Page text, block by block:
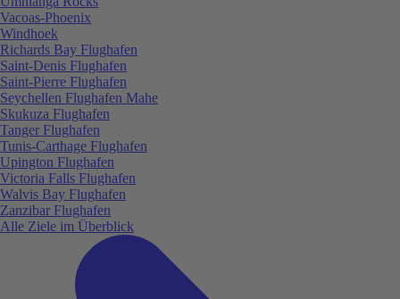
Vacoas-Phoenix
Windhoek
Richards Bay Flughafen
Saint-Denis Flughafen
Saint-Pierre Flughafen
Seychellen Flughafen Mahe
Skukuza Flughafen
Tanger Flughafen
Tunis-Carthage Flughafen
Upington Flughafen
Victoria Falls Flughafen
Walvis Bay Flughafen
Zanzibar Flughafen
Alle Ziele im Überblick